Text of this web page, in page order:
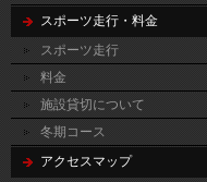
スポーツ走行・料金
スポーツ走行
料金
施設貸切について
冬期コース
アクセスマップ